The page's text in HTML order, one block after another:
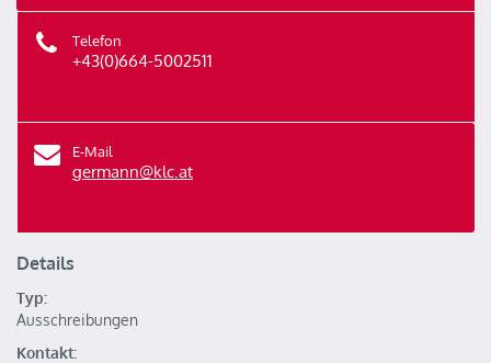
Telefon
+43(0)664-5002511
E-Mail
germann@klc.at
Details
Typ:
Ausschreibungen
Kontakt: